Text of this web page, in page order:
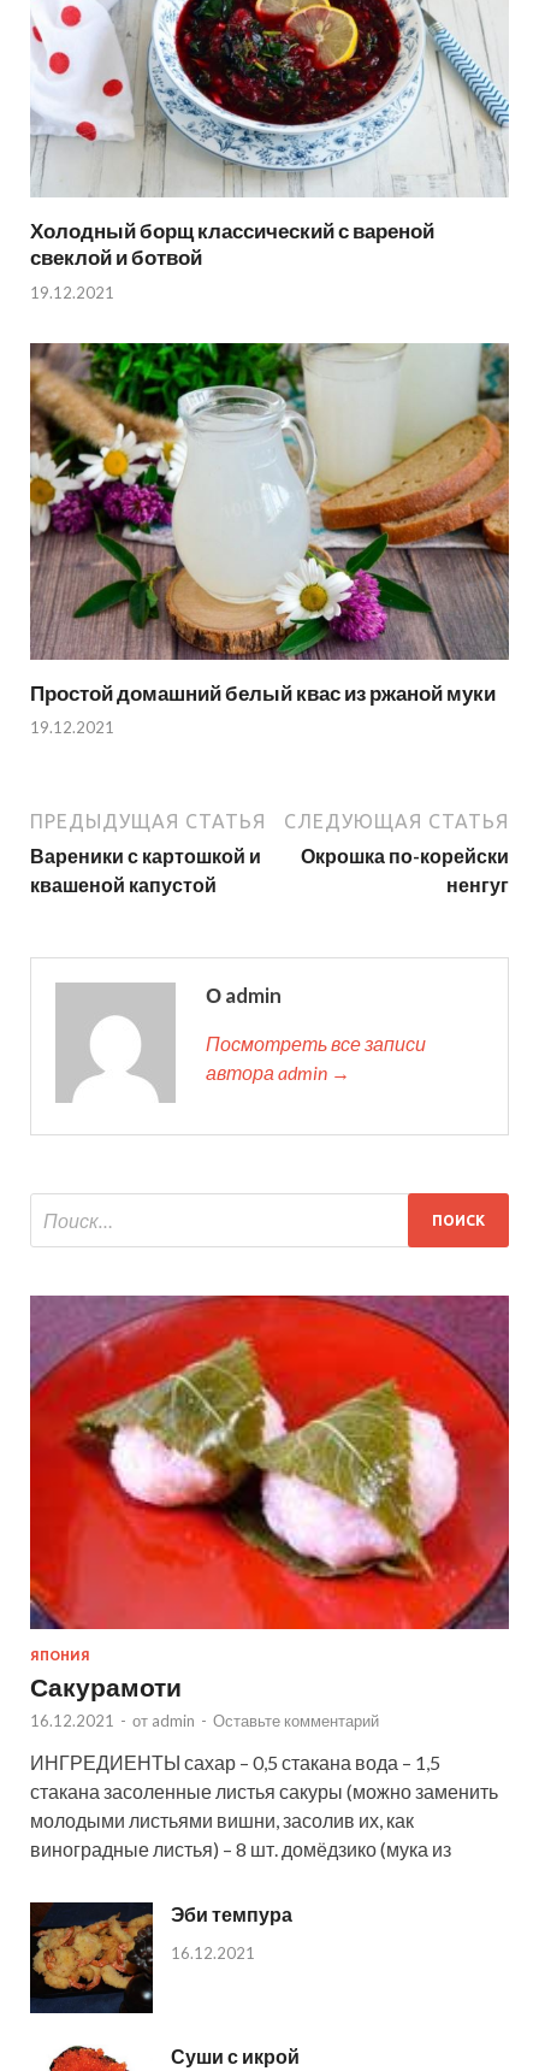
Холодный борщ классический с вареной
свеклой и ботвой
19.12.2021
Простой домашний белый квас из ржаной муки
19.12.2021
ПРЕДЫДУЩАЯ СТАТЬЯ
Вареники с картошкой и
квашеной капустой
СЛЕДУЮЩАЯ СТАТЬЯ
Окрошка по-корейски
ненгуг
О admin
Посмотреть все записи
автора admin →
ЯПОНИЯ
Сакурамоти
16.12.2021 - от admin - Оставьте комментарий
ИНГРЕДИЕНТЫ сахар – 0,5 стакана вода – 1,5
стакана засоленные листья сакуры (можно заменить
молодыми листьями вишни, засолив их, как
виноградные листья) – 8 шт. домёдзико (мука из
Эби темпура
16.12.2021
Суши с икрой